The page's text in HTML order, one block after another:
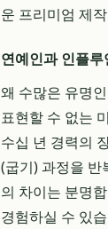
운 프리미엄 제
연예인과 인플
왜 수많은 유명
표현할 수 없는
수십 년 경력의
(굽기) 과정을 반
의 차이는 분명
경험하실 수 있